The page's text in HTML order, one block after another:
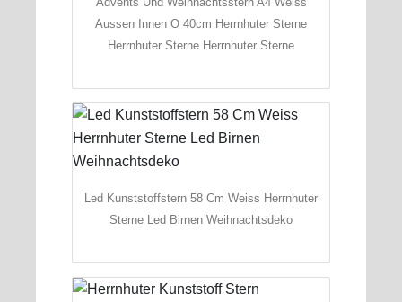
Aussen Innen O 40cm Herrnhuter Sterne
Herrnhuter Sterne Herrnhuter Sterne
Led Kunststoffstern 58 Cm Weiss Herrnhuter
Sterne Led Birnen Weihnachtsdeko